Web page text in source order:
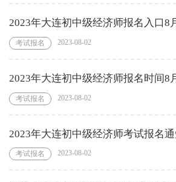
2023年大连初中级经济师报名入口8
考试报名 2023-08-02
2023年大连初中级经济师报名时间8
考试报名 2023-08-02
2023年大连初中级经济师考试报名
考试报名 2023-08-02